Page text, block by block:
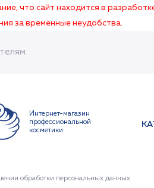
что сайт находится в
за временные неудобства.
Интернет-магазин
профессиональной
косметики
обработки персональных данных